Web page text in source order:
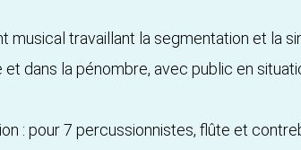
musical travaillant la segmentation et la
et dans la pénombre, avec public en
: pour 7 percussionnistes, flûte et